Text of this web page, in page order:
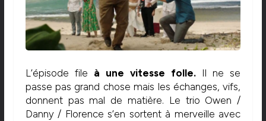
L’épisode file à une vitesse folle. Il ne se
passe pas grand chose mais les échanges, vifs,
donnent pas mal de matière. Le trio Owen /
Danny / Florence s’en sortent à merveille avec